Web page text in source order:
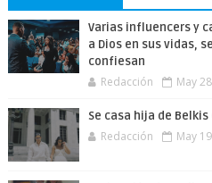
Varias influencers y
a Dios en sus vidas,
confiesan
Redacción May
Se casa hija de
Redacción May